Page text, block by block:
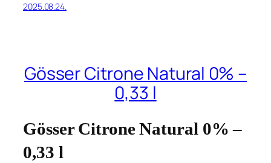
2025.08.24.
Gösser Citrone Natural 0% –
0,33 l
Gösser Citrone Natural 0% –
0,33 l